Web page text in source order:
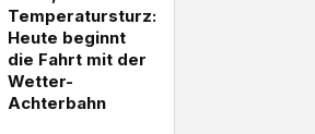
Temperatursturz:
Heute beginnt
die Fahrt mit der
Wetter-
Achterbahn